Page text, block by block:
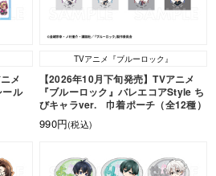
メ
ル
TVアニメ『ブルーロック』
【2026年10月下旬発売】TVアニメ
『ブルーロック』バレエコアStyle ち
びキャラver. 巾着ポーチ（全12種）
990円(税込)